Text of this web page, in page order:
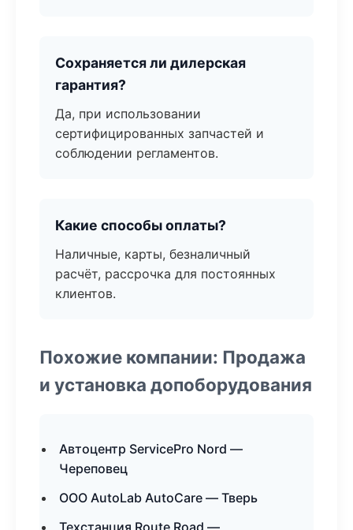
Сохраняется ли дилерская
гарантия?
Да, при использовании
сертифицированных запчастей и
соблюдении регламентов.
Какие способы оплаты?
Наличные, карты, безналичный
расчёт, рассрочка для постоянных
клиентов.
Похожие компании: Продажа
и установка допоборудования
Автоцентр ServicePro Nord —
Череповец
ООО AutoLab AutoCare — Тверь
Техстанция Route Road —